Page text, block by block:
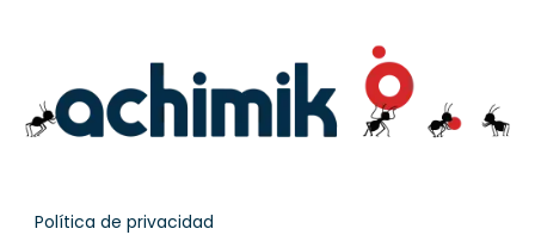
Política de privacidad